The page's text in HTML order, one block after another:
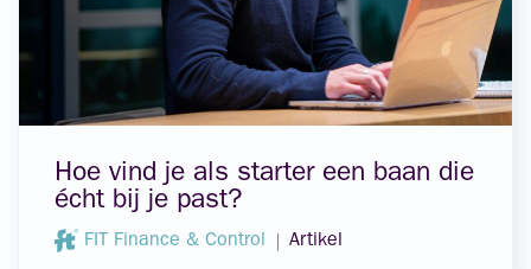
Hoe vind je als starter een baan die
écht bij je past?
FIT Finance & Control Artikel